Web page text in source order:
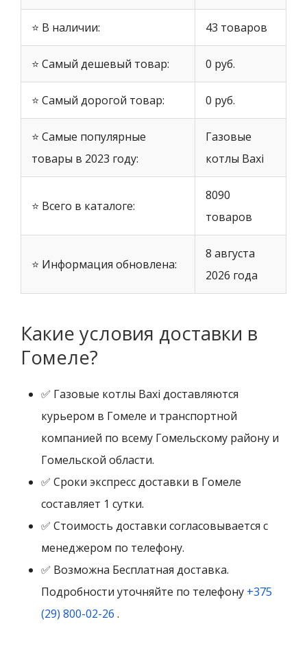
⭐ В наличии: 43 товаров
⭐ Самый дешевый товар: 0 руб.
⭐ Самый дорогой товар: 0 руб.
⭐ Самые популярные
товары в 2023 году:
Газовые
котлы Baxi
⭐ Всего в каталоге:
8090
товаров
⭐ Информация обновлена:
8 августа
2026 года
Какие условия доставки в
Гомеле?
✅ Газовые котлы Baxi доставляются
курьером в Гомеле и транспортной
компанией по всему Гомельскому району и
Гомельской области.
✅ Сроки экспресс доставки в Гомеле
составляет 1 сутки.
✅ Стоимость доставки согласовывается с
менеджером по телефону.
✅ Возможна Бесплатная доставка.
Подробности уточняйте по телефону +375
(29) 800-02-26 .